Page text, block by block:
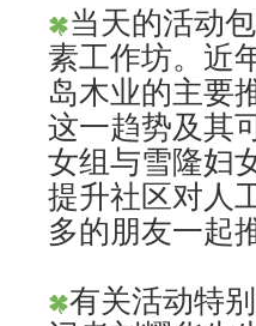
当天的活动
素工作坊。近
岛木业的主要
这一趋势及其
女组与雪隆妇
提升社区对人
多的朋友一起
有关活动特